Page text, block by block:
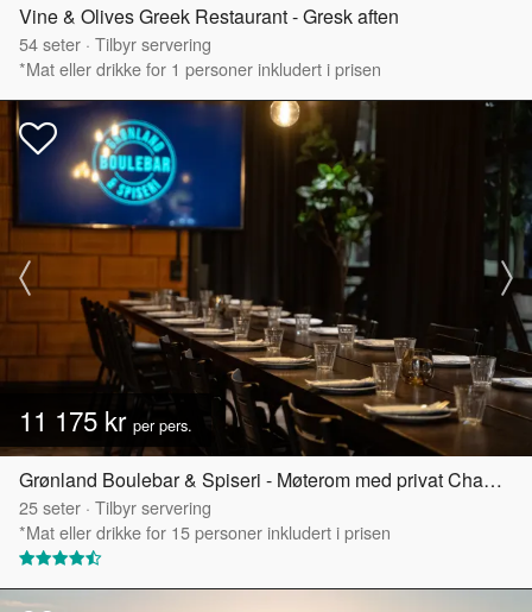
Vine & Olives Greek Restaurant - Gresk aften
54seter · Tilbyr servering
*Mat eller drikke for 1 personer inkludert i prisen
11 175 kr per pers.
Grønland Boulebar & Spiseri - Møterom med privat Chambre Séparée
25seter · Tilbyr servering
*Mat eller drikke for 15 personer inkludert i prisen